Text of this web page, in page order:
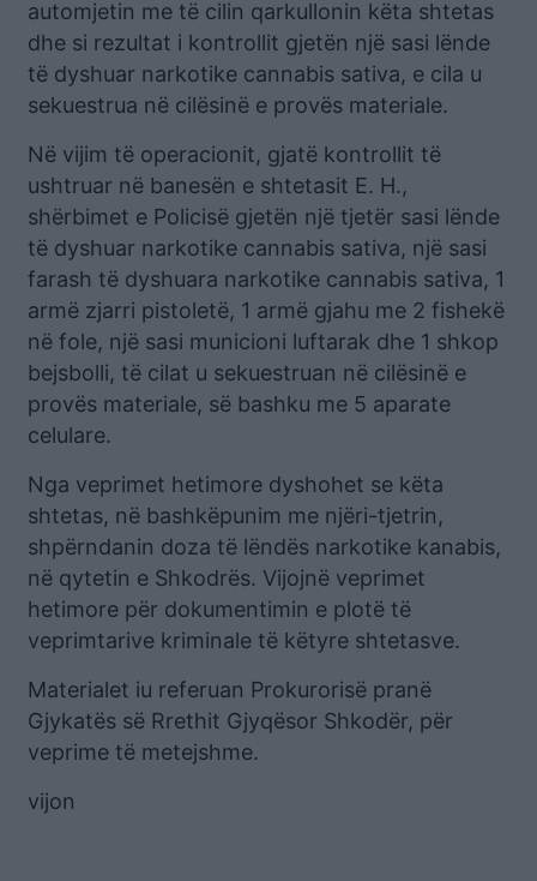
automjetin me të cilin qarkullonin këta shtetas
dhe si rezultat i kontrollit gjetën një sasi lënde
të dyshuar narkotike cannabis sativa, e cila u
sekuestrua në cilësinë e provës materiale.
Në vijim të operacionit, gjatë kontrollit të
ushtruar në banesën e shtetasit E. H.,
shërbimet e Policisë gjetën një tjetër sasi lënde
të dyshuar narkotike cannabis sativa, një sasi
farash të dyshuara narkotike cannabis sativa, 1
armë zjarri pistoletë, 1 armë gjahu me 2 fishekë
në fole, një sasi municioni luftarak dhe 1 shkop
bejsbolli, të cilat u sekuestruan në cilësinë e
provës materiale, së bashku me 5 aparate
celulare.
Nga veprimet hetimore dyshohet se këta
shtetas, në bashkëpunim me njëri-tjetrin,
shpërndanin doza të lëndës narkotike kanabis,
në qytetin e Shkodrës. Vijojnë veprimet
hetimore për dokumentimin e plotë të
veprimtarive kriminale të këtyre shtetasve.
Materialet iu referuan Prokurorisë pranë
Gjykatës së Rrethit Gjyqësor Shkodër, për
veprime të metejshme.
vijon